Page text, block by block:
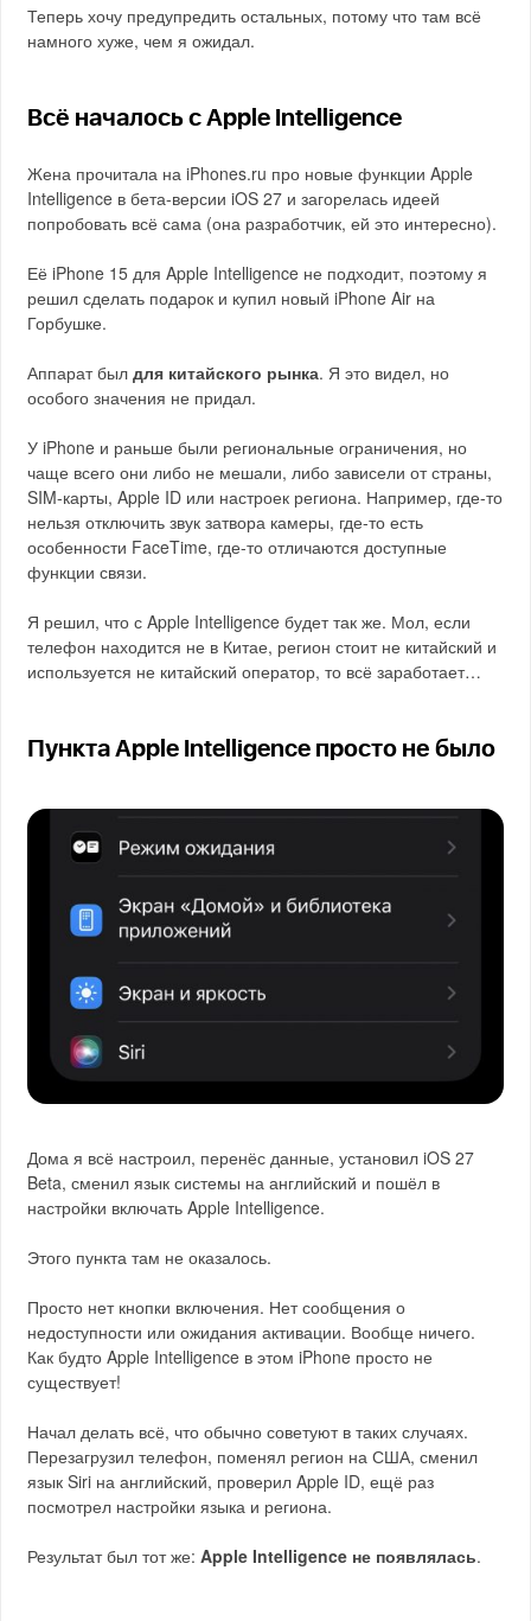
Теперь хочу предупредить остальных, потому что там всё
намного хуже, чем я ожидал.
Всё началось с Apple Intelligence
Жена прочитала на iPhones.ru про новые функции Apple
Intelligence в бета-версии iOS 27 и загорелась идеей
попробовать всё сама (она разработчик, ей это интересно).
Её iPhone 15 для Apple Intelligence не подходит, поэтому я
решил сделать подарок и купил новый iPhone Air на
Горбушке.
Аппарат былдля китайского рынка. Я это видел, но
особого значения не придал.
У iPhone и раньше были региональные ограничения, но
чаще всего они либо не мешали, либо зависели от страны,
SIM-карты, Apple ID или настроек региона. Например, где-то
нельзя отключить звук затвора камеры, где-то есть
особенности FaceTime, где-то отличаются доступные
функции связи.
Я решил, что с Apple Intelligence будет так же. Мол, если
телефон находится не в Китае, регион стоит не китайский и
используется не китайский оператор, то всё заработает…
Пункта Apple Intelligence просто не было
Дома я всё настроил, перенёс данные, установил iOS 27
Beta, сменил язык системы на английский и пошёл в
настройки включать Apple Intelligence.
Этого пункта там не оказалось.
Просто нет кнопки включения. Нет сообщения о
недоступности или ожидания активации. Вообще ничего.
Как будто Apple Intelligence в этом iPhone просто не
существует!
Начал делать всё, что обычно советуют в таких случаях.
Перезагрузил телефон, поменял регион на США, сменил
язык Siri на английский, проверил Apple ID, ещё раз
посмотрел настройки языка и региона.
Результат был тот же:Apple Intelligence не появлялась.